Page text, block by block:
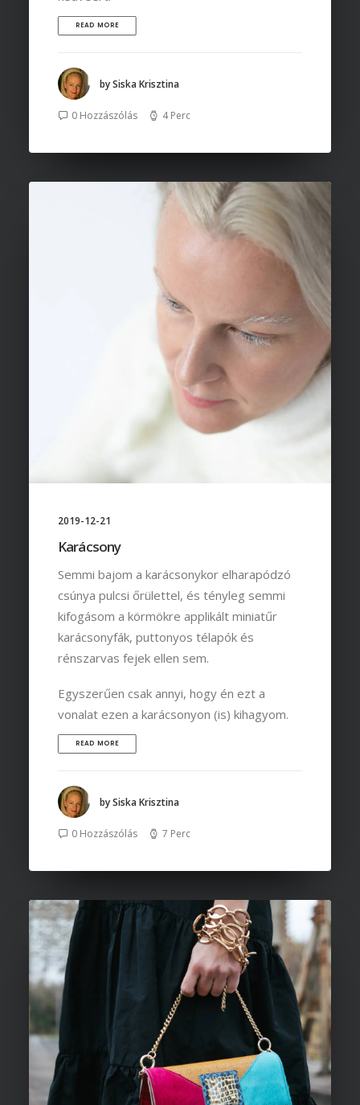
READ MORE
by Siska Krisztina
0 Hozzászólás 4 Perc
2019-12-21
Karácsony
Semmi bajom a karácsonykor elharapódzó
csúnya pulcsi őrülettel, és tényleg semmi
kifogásom a körmökre applikált miniatűr
karácsonyfák, puttonyos télapók és
rénszarvas fejek ellen sem.
Egyszerűen csak annyi, hogy én ezt a
vonalat ezen a karácsonyon (is) kihagyom.
READ MORE
by Siska Krisztina
0 Hozzászólás 7 Perc